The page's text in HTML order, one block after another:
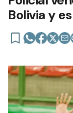
Bolivia y